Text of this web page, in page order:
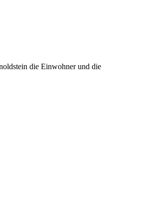
die Einwohner und die